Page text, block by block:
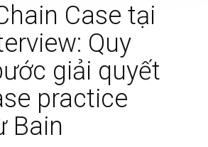
Case tại
Quy
giải quyết
practice
Bain